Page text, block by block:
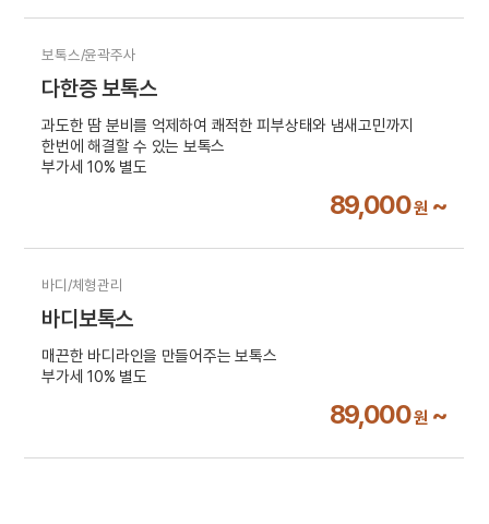
보톡스/윤곽주사
다한증 보톡스
과도한 땀 분비를 억제하여 쾌적한 피부상태와 냄새고민까지
한번에 해결할 수 있는 보톡스
부가세 10% 별도
89,000원 ~
바디/체형관리
바디보톡스
매끈한 바디라인을 만들어주는 보톡스
부가세 10% 별도
89,000원 ~